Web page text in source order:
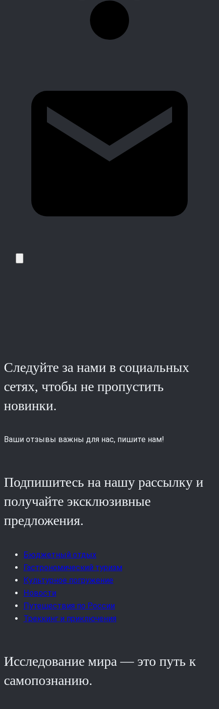
Следуйте за нами в социальных
сетях, чтобы не пропустить
новинки.
Ваши отзывы важны для нас, пишите нам!
Подпишитесь на нашу рассылку и
получайте эксклюзивные
предложения.
Бюджетный отдых
Гастрономический туризм
Культурное погружение
Новости
Путешествия по России
Треккинг и приключения
Исследование мира — это путь к
самопознанию.